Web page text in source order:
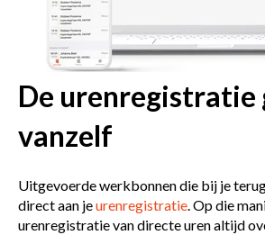
De urenregistratie
vanzelf
Uitgevoerde werkbonnen die bij je
direct aan jeurenregistratie. Op die
urenregistratie van directe uren altijd